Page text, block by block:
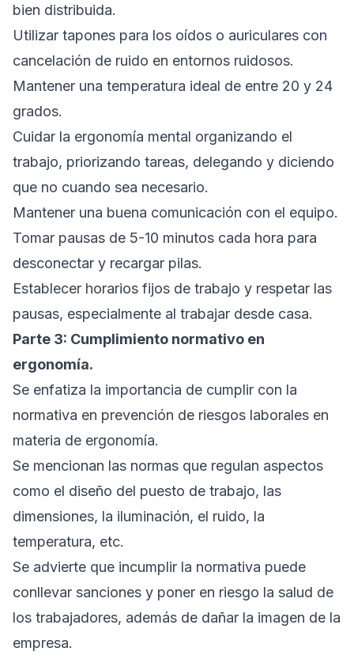
bien distribuida.
Utilizar tapones para los oídos o auriculares con
cancelación de ruido en entornos ruidosos.
Mantener una temperatura ideal de entre 20 y 24
grados.
Cuidar la ergonomía mental organizando el
trabajo, priorizando tareas, delegando y diciendo
que no cuando sea necesario.
Mantener una buena comunicación con el equipo.
Tomar pausas de 5-10 minutos cada hora para
desconectar y recargar pilas.
Establecer horarios fijos de trabajo y respetar las
pausas, especialmente al trabajar desde casa.
Parte 3: Cumplimiento normativo en
ergonomía.
Se enfatiza la importancia de cumplir con la
normativa en prevención de riesgos laborales en
materia de ergonomía.
Se mencionan las normas que regulan aspectos
como el diseño del puesto de trabajo, las
dimensiones, la iluminación, el ruido, la
temperatura, etc.
Se advierte que incumplir la normativa puede
conllevar sanciones y poner en riesgo la salud de
los trabajadores, además de dañar la imagen de la
empresa.